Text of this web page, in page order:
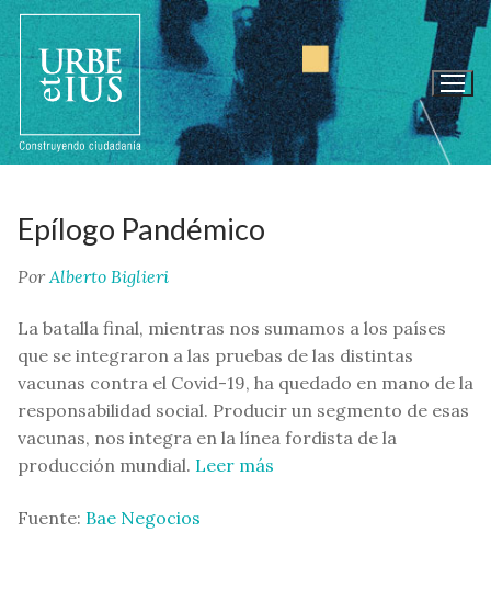
contenido
Epílogo Pandémico
Por Alberto Biglieri
La batalla final, mientras nos sumamos a los países
que se integraron a las pruebas de las distintas
vacunas contra el Covid-19, ha quedado en mano de la
responsabilidad social. Producir un segmento de esas
vacunas, nos integra en la línea fordista de la
producción mundial. Leer más
Fuente: Bae Negocios